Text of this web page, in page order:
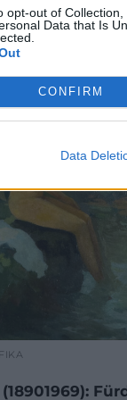
opt-out of
Data that Is
CONFIRM
Data